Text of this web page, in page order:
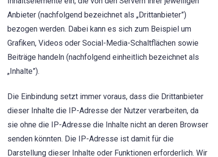
Anbieter (nachfolgend bezeichnet als „Drittanbieter”)
bezogen werden. Dabei kann es sich zum Beispiel um
Grafiken, Videos oder Social-Media-Schaltflächen sowie
Beiträge handeln (nachfolgend einheitlich bezeichnet als
„Inhalte”).
Die Einbindung setzt immer voraus, dass die Drittanbieter
dieser Inhalte die IP-Adresse der Nutzer verarbeiten, da
sie ohne die IP-Adresse die Inhalte nicht an deren Browser
senden könnten. Die IP-Adresse ist damit für die
Darstellung dieser Inhalte oder Funktionen erforderlich. Wir